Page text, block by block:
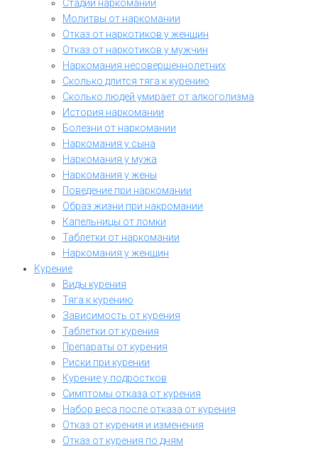
Стадии наркомании
Молитвы от наркомании
Отказ от наркотиков у женщин
Отказ от наркотиков у мужчин
Наркомания несовершеннолетних
Сколько длится тяга к курению
Сколько людей умирает от алкоголизма
История наркомании
Болезни от наркомании
Наркомания у сына
Наркомания у мужа
Наркомания у жены
Поведение при наркомании
Образ жизни при накромании
Капельницы от ломки
Таблетки от наркомании
Наркомания у женщин
Курение
Виды курения
Тяга к курению
Зависимость от курения
Таблетки от курения
Препараты от курения
Риски при курении
Курение у подростков
Симптомы отказа от курения
Набор веса после отказа от курения
Отказ от курения и изменения
Отказ от курения по дням